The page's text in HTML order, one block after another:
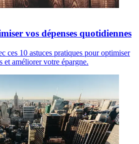
vos dépenses quotidiennes
ces 10 astuces pratiques pour optimiser
et améliorer votre épargne.